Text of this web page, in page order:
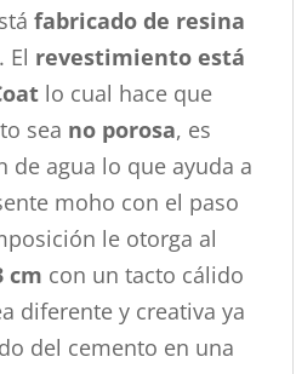
fabricado de resina
. El revestimiento está
lo cual hace que
sea no porosa, es
de agua lo que ayuda a
moho con el paso
le otorga al
cm con un tacto cálido
diferente y creativa ya
del cemento en una